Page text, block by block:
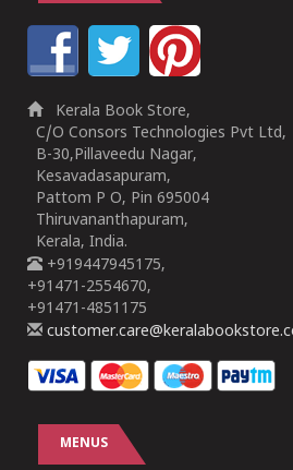
Kerala Book Store,
C/O Consors Technologies Pvt Ltd,
B-30,Pillaveedu Nagar,
Kesavadasapuram,
Pattom P O, Pin 695004
Thiruvananthapuram,
Kerala, India.
+919447945175,
+91471-2554670,
+91471-4851175
MENUS